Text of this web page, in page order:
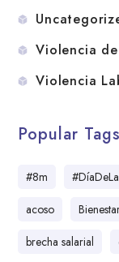
Violencia
Violencia
Popular Tags
#8m
acoso
brecha salarial